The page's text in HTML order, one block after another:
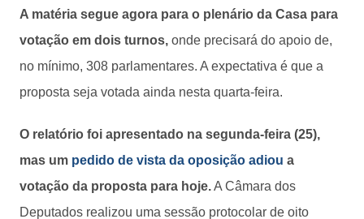
A matéria segue agora para o plenário da Casa para
votação em dois turnos, onde precisará do apoio de,
no mínimo, 308 parlamentares. A expectativa é que a
proposta seja votada ainda nesta quarta-feira.
O relatório foi apresentado na segunda-feira (25),
mas um pedido de vista da oposição adiou a
votação da proposta para hoje.A Câmara dos
Deputados realizou uma sessão protocolar de oito